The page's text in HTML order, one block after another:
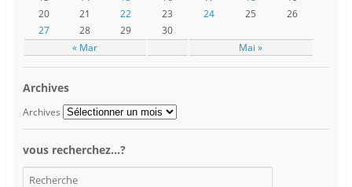
« Mar Mai »
20
21 22 23 24 25
26
27
28 29 30
Archives
Archives
vous recherchez…?